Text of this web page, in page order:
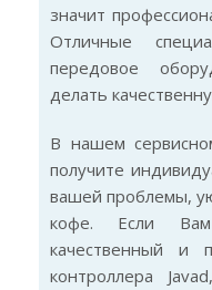
значит
Отличные
передовое
делать
В нашем
получите
вашей проблемы,
кофе. Если
качественный и
контроллера